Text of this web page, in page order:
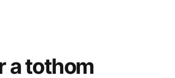
a tothom